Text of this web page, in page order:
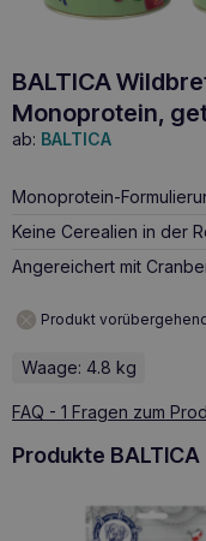
BALTICA
Monoprotein,
ab: BALTICA
Monoprotein-
Keine Cerealien in der
Angereichert mit
Produkt
Waage: 4.8 kg
FAQ - 1 Fragen zum
Produkte BALTICA